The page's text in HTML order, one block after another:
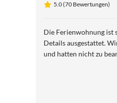
5.0 (70 Bewertungen)
Die Ferienwohnung ist
Details ausgestattet.
und hatten nicht zu